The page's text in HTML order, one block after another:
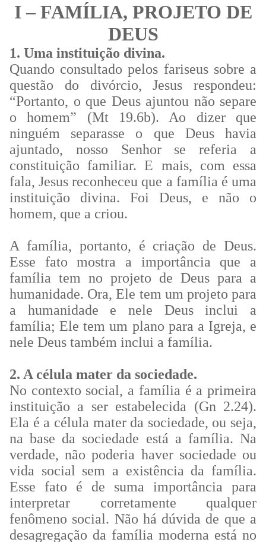
I – FAMÍLIA, PROJETO DE
DEUS
1. Uma instituição divina.
Quando consultado pelos fariseus sobre a
questão do divórcio, Jesus respondeu:
“Portanto, o que Deus ajuntou não separe
o homem” (Mt 19.6b). Ao dizer que
ninguém separasse o que Deus havia
ajuntado, nosso Senhor se referia a
constituição familiar. E mais, com essa
fala, Jesus reconheceu que a família é uma
instituição divina. Foi Deus, e não o
homem, que a criou.
A família, portanto, é criação de Deus.
Esse fato mostra a importância que a
família tem no projeto de Deus para a
humanidade. Ora, Ele tem um projeto para
a humanidade e nele Deus inclui a
família; Ele tem um plano para a Igreja, e
nele Deus também inclui a família.
2. A célula mater da sociedade.
No contexto social, a família é a primeira
instituição a ser estabelecida (Gn 2.24).
Ela é a célula mater da sociedade, ou seja,
na base da sociedade está a família. Na
verdade, não poderia haver sociedade ou
vida social sem a existência da família.
Esse fato é de suma importância para
interpretar corretamente qualquer
fenômeno social. Não há dúvida de que a
desagregação da família moderna está no